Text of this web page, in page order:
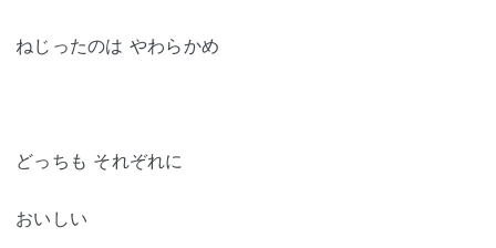
ねじったのは やわらかめ
どっちも それぞれに
おいしい